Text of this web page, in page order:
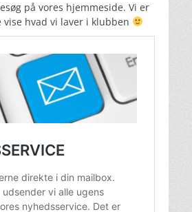
på vores hjemmeside. Vi er
hvad vi laver i klubben